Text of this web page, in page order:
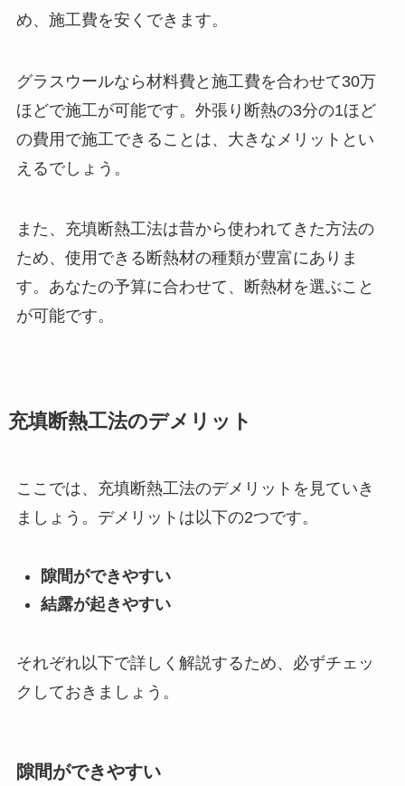
め、施工費を安くできます。
グラスウールなら材料費と施工費を合わせて30万
ほどで施工が可能です。外張り断熱の3分の1ほど
の費用で施工できることは、大きなメリットとい
えるでしょう。
また、充填断熱工法は昔から使われてきた方法の
ため、使用できる断熱材の種類が豊富にありま
す。あなたの予算に合わせて、断熱材を選ぶこと
が可能です。
充填断熱工法のデメリット
ここでは、充填断熱工法のデメリットを見ていき
ましょう。デメリットは以下の2つです。
隙間ができやすい
結露が起きやすい
それぞれ以下で詳しく解説するため、必ずチェッ
クしておきましょう。
隙間ができやすい